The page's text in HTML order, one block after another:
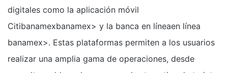
digitales como la aplicación móvil
Citibanamexbanamex> y la banca en líneaen línea
banamex>. Estas plataformas permiten a los usuarios
realizar una amplia gama de operaciones, desde